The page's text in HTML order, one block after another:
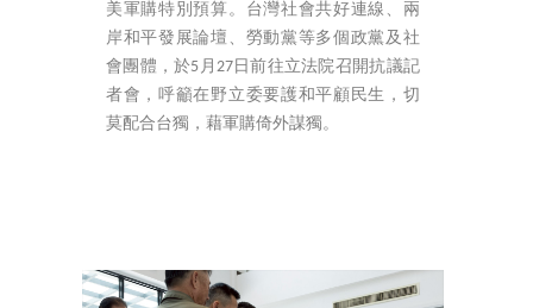
美軍購特別預算。台灣社會共好連線、兩
岸和平發展論壇、勞動黨等多個政黨及社
會團體，於5月27日前往立法院召開抗議記
者會，呼籲在野立委要護和平顧民生，切
莫配合台獨，藉軍購倚外謀獨。